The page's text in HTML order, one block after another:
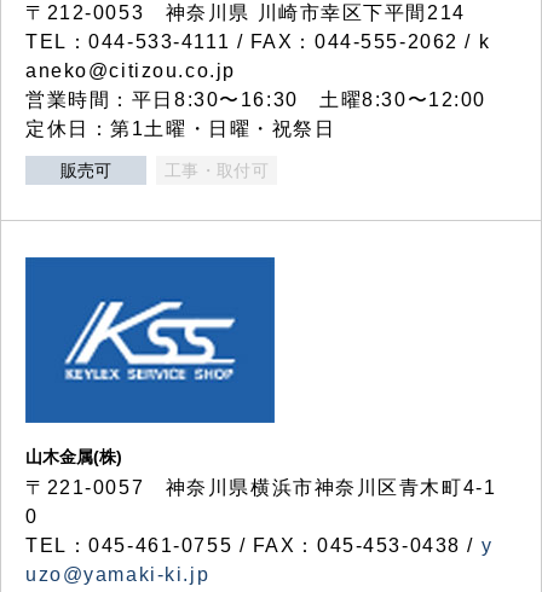
〒212-0053 神奈川県 川崎市幸区下平間214
TEL：044-533-4111 / FAX：044-555-2062 / k
aneko@citizou.co.jp
営業時間：平日8:30〜16:30 土曜8:30〜12:00
定休日：第1土曜・日曜・祝祭日
販売可 工事・取付可
山木金属(株)
〒221-0057 神奈川県横浜市神奈川区青木町4-1
0
TEL：045-461-0755 / FAX：045-453-0438 / y
uzo@yamaki-ki.jp